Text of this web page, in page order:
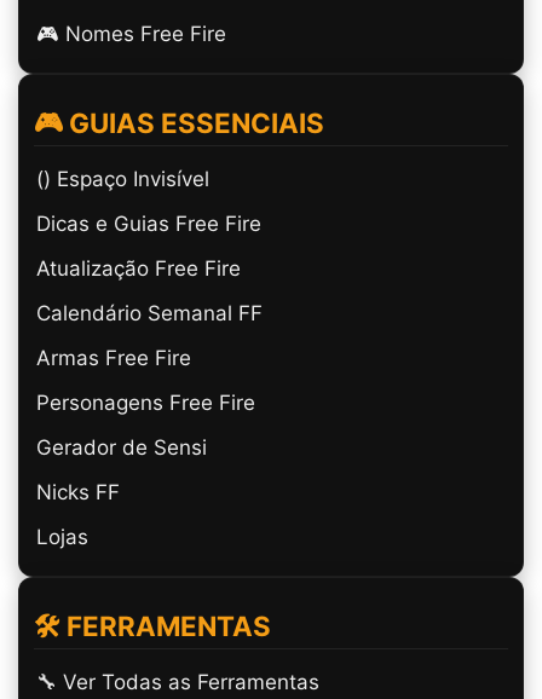
🎮 Nomes Free Fire
🎮 GUIAS ESSENCIAIS
(ㅤ) Espaço Invisível
Dicas e Guias Free Fire
Atualização Free Fire
Calendário Semanal FF
Armas Free Fire
Personagens Free Fire
Gerador de Sensi
Nicks FF
Lojas
🛠️ FERRAMENTAS
🔧 Ver Todas as Ferramentas